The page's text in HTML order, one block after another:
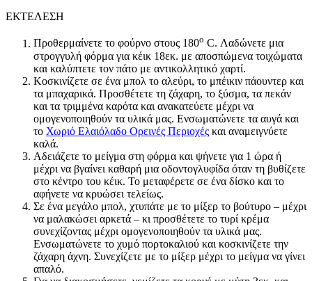
ΕΚΤΕΛΕΣΗ
Προθερμαίνετε το φούρνο στους 180ο C. Λαδώνετε μια
στρογγυλή φόρμα για κέικ 18εκ. με αποσπώμενα τοιχώματα
και καλύπτετε τον πάτο με αντικολλητικό χαρτί.
Κοσκινίζετε σε ένα μπολ το αλεύρι, το μπέικιν πάουντερ και
τα μπαχαρικά. Προσθέτετε τη ζάχαρη, το ξύσμα, τα πεκάν
και τα τριμμένα καρότα και ανακατεύετε μέχρι να
ομογενοποιηθούν τα υλικά μας. Ενσωματώνετε τα αυγά και
το Χωριό Ελαιόλαδο Ορεινές Περιοχές και αναμειγνύετε
καλά.
Αδειάζετε το μείγμα στη φόρμα και ψήνετε για 1 ώρα ή
μέχρι να βγαίνει καθαρή μια οδοντογλυφίδα όταν τη βυθίζετε
στο κέντρο του κέικ. Το μεταφέρετε σε ένα δίσκο και το
αφήνετε να κρυώσει τελείως.
Σε ένα μεγάλο μπολ, χτυπάτε με το μίξερ το βούτυρο – μέχρι
να μαλακώσει αρκετά – κι προσθέτετε το τυρί κρέμα
συνεχίζοντας μέχρι ομογενοποιηθούν τα υλικά μας.
Ενσωματώνετε το χυμό πορτοκαλιού και κοσκινίζετε την
ζάχαρη άχνη. Συνεχίζετε με το μίξερ μέχρι το μείγμα να γίνει
απαλό.